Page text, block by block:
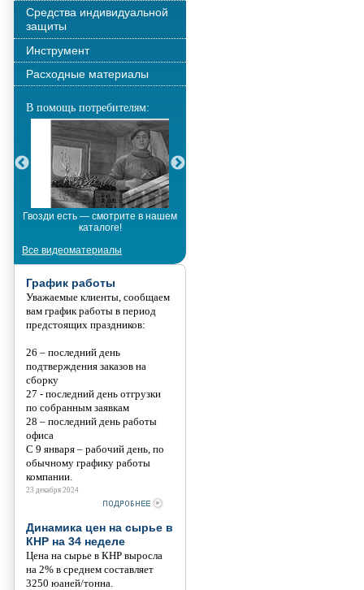
Средства индивидуальной
защиты
Инструмент
Расходные материалы
В помощь потребителям:
Гвозди есть — смотрите в нашем
каталоге!
Все видеоматериалы
График работы
Уважаемые клиенты, сообщаем
вам график работы в период
предстоящих праздников:
26 – последний день
подтверждения заказов на
сборку
27 - последний день отгрузки
по собранным заявкам
28 – последний день работы
офиса
С 9 января – рабочий день, по
обычному графику работы
компании.
23 декабря 2024
Динамика цен на сырье в
КНР на 34 неделе
Цена на сырье в КНР выросла
на 2% в среднем составляет
3250 юаней/тонна.